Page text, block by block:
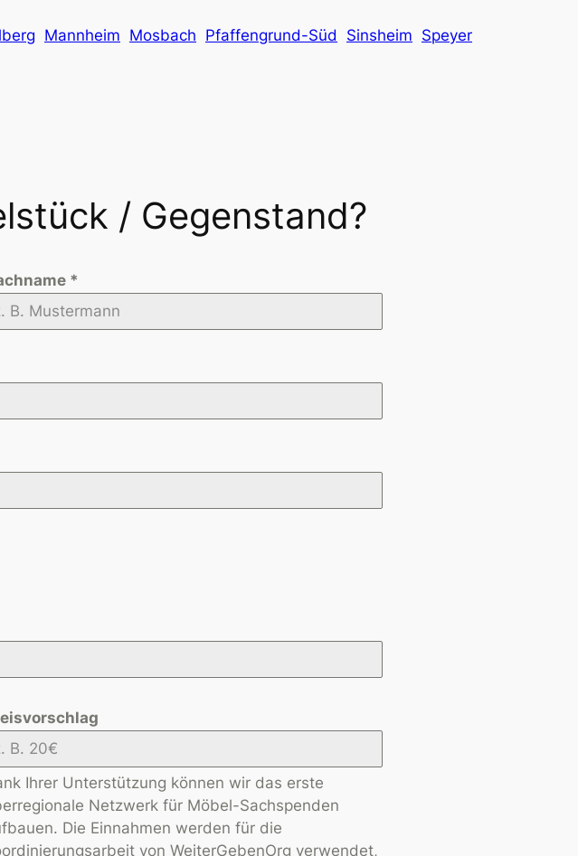
Mannheim Mosbach Pfaffengrund-Süd Sinsheim Speyer
/ Gegenstand?
*
Ihrer Unterstützung können wir das erste
Netzwerk für Möbel-Sachspenden
Die Einnahmen werden für die
von WeiterGebenOrg verwendet,